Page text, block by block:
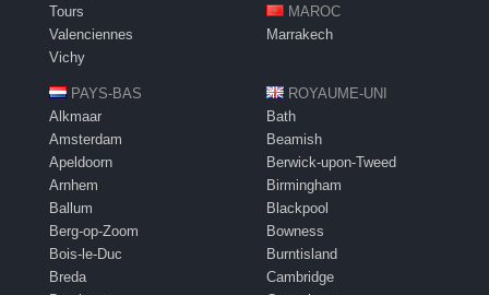
Tours
Valenciennes
Vichy
MAROC
Marrakech
PAYS-BAS
Alkmaar
Amsterdam
Apeldoorn
Arnhem
Ballum
Berg-op-Zoom
Bois-le-Duc
Breda
ROYAUME-UNI
Bath
Beamish
Berwick-upon-Tweed
Birmingham
Blackpool
Bowness
Burntisland
Cambridge